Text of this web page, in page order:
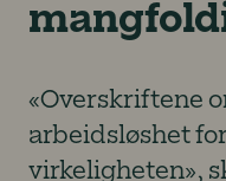
«Overskriftene
arbeidsløshet
virkeligheten»,